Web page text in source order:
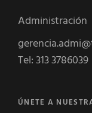
Administración
Tel: 313 3786039
ÚNETE A